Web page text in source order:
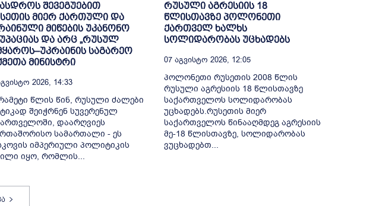
შევეგუებით
მიერ ქართული და
მიწების უკანონო
და არც „რუსულ
საგარეო
მინისტრი
2026, 14:33
წლის წინ, რუსული ძალები
შეიჭრნენ სუვერენულ
დაარღვიეს
სამართალი - ეს
იმპერიული პოლიტიკის
იყო, რომლის...
რუსული აგრესიის 18
წლისთავზე პოლონეთი
ქართველ ხალხს
სოლიდარობას უცხადებს
07 Აგვისტო 2026, 12:05
პოლონეთი რუსეთის 2008 წლის
რუსული აგრესიის 18 წლისთავზე
საქართველოს სოლიდარობას
უცხადებს.რუსეთის მიერ
საქართველოს წინააღმდეგ აგრესიის
მე-18 წლისთავზე, სოლიდარობას
ვუცხადებთ...